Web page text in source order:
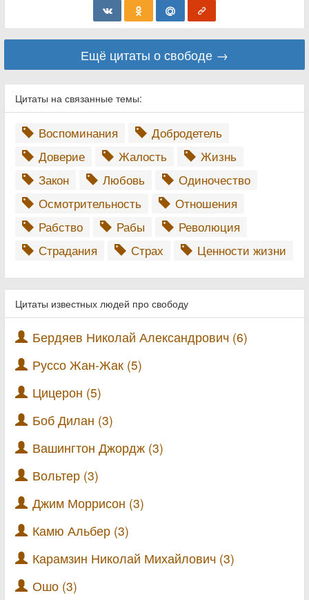
Ещё цитаты о свободе →
Цитаты на связанные темы:
Воспоминания
Добродетель
Доверие
Жалость
Жизнь
Закон
Любовь
Одиночество
Осмотрительность
Отношения
Рабство
Рабы
Революция
Страдания
Страх Ценности жизни
Цитаты известных людей про свободу
Бердяев Николай Александрович (6)
Руссо Жан-Жак (5)
Цицерон (5)
Боб Дилан (3)
Вашингтон Джордж (3)
Вольтер (3)
Джим Моррисон (3)
Камю Альбер (3)
Карамзин Николай Михайлович (3)
Ошо (3)